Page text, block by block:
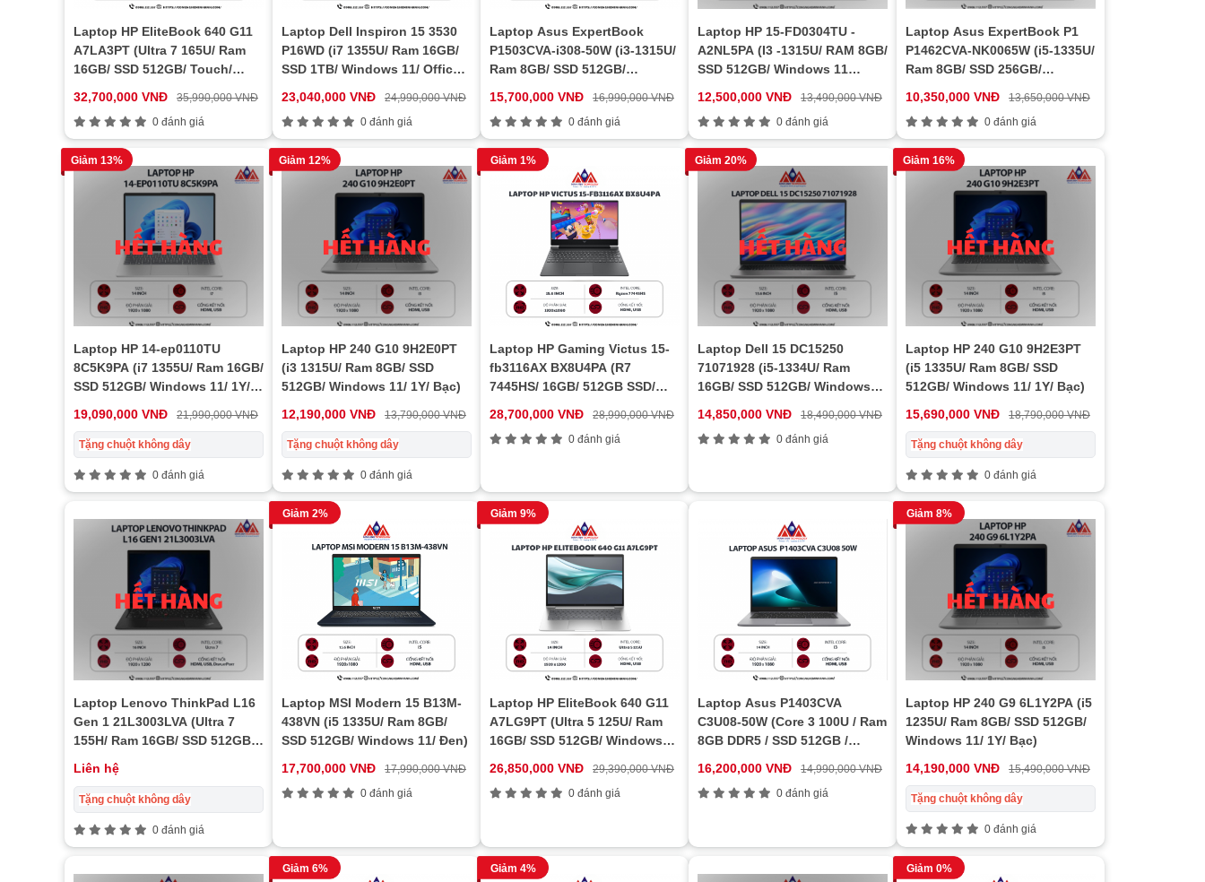
Laptop HP EliteBook 640 G11
A7LA3PT (Ultra 7 165U/ Ram
16GB/ SSD 512GB/ Touch/
32,700,000 VNĐ
35,990,000 VNĐ
0 đánh giá
Laptop Dell Inspiron 15 3530
P16WD (i7 1355U/ Ram 16GB/
SSD 1TB/ Windows 11/ Office/
23,040,000 VNĐ
24,990,000 VNĐ
0 đánh giá
Laptop Asus ExpertBook
P1503CVA-i308-50W (i3-1315U/
Ram 8GB/ SSD 512GB/
15,700,000 VNĐ
16,990,000 VNĐ
0 đánh giá
Laptop HP 15-FD0304TU -
A2NL5PA (I3 -1315U/ RAM 8GB/
SSD 512GB/ Windows 11
12,500,000 VNĐ
13,490,000 VNĐ
0 đánh giá
Laptop Asus ExpertBook P1
P1462CVA-NK0065W (i5-1335U/
Ram 8GB/ SSD 256GB/
10,350,000 VNĐ
13,650,000 VNĐ
0 đánh giá
Giảm 13%
Laptop HP 14-ep0110TU
8C5K9PA (i7 1355U/ Ram 16GB/
SSD 512GB/ Windows 11/ 1Y/
19,090,000 VNĐ 21,990,000 VNĐ
Tặng chuột không dây
0 đánh giá
Giảm 12%
Laptop HP 240 G10 9H2E0PT
(i3 1315U/ Ram 8GB/ SSD
512GB/ Windows 11/ 1Y/ Bạc)
12,190,000 VNĐ
13,790,000 VNĐ
Tặng chuột không dây
0 đánh giá
Giảm 1%
Laptop HP Gaming Victus 15-
fb3116AX BX8U4PA (R7
7445HS/ 16GB/ 512GB SSD/
144Hz/ Win11/ Mica Silver)
28,700,000 VNĐ
28,990,000 VNĐ
0 đánh giá
Giảm 20%
Laptop Dell 15 DC15250
71071928 (i5-1334U/ Ram
16GB/ SSD 512GB/ Windows
14,850,000 VNĐ
18,490,000 VNĐ
0 đánh giá
Giảm 16%
Laptop HP 240 G10 9H2E3PT
(i5 1335U/ Ram 8GB/ SSD
512GB/ Windows 11/ 1Y/ Bạc)
15,690,000 VNĐ
18,790,000 VNĐ
Tặng chuột không dây
0 đánh giá
Laptop Lenovo ThinkPad L16
Gen 1 21L3003LVA (Ultra 7
155H/ Ram 16GB/ SSD 512GB/
Liên hệ
Tặng chuột không dây
0 đánh giá
Giảm 2%
Laptop MSI Modern 15 B13M-
438VN (i5 1335U/ Ram 8GB/
SSD 512GB/ Windows 11/ Đen)
17,700,000 VNĐ
17,990,000 VNĐ
0 đánh giá
Giảm 9%
Laptop HP EliteBook 640 G11
A7LG9PT (Ultra 5 125U/ Ram
16GB/ SSD 512GB/ Windows
26,850,000 VNĐ
29,390,000 VNĐ
0 đánh giá
Laptop Asus P1403CVA
C3U08-50W (Core 3 100U / Ram
8GB DDR5 / SSD 512GB /
16,200,000 VNĐ
14,990,000 VNĐ
0 đánh giá
Giảm 8%
Laptop HP 240 G9 6L1Y2PA (i5
1235U/ Ram 8GB/ SSD 512GB/
Windows 11/ 1Y/ Bạc)
14,190,000 VNĐ
15,490,000 VNĐ
Tặng chuột không dây
0 đánh giá
Giảm 6% Giảm 4% Giảm 0%